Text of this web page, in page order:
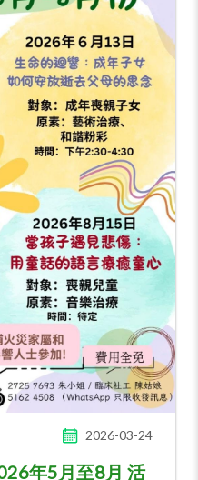
2026-03-24
年5月至8月 活